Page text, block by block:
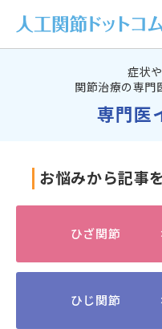
症状
関節治療の専門
専門医
お悩みから記事
ひざ関節
ひじ関節